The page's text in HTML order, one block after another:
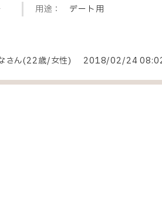
用途： デート用
さん(22歳/女性) 2018/02/24